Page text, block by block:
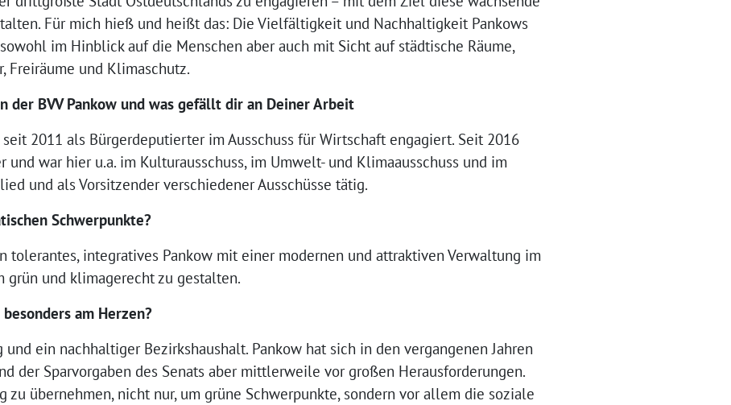
Für mich hieß und heißt das: Die Vielfältigkeit und Nachhaltigkeit Pankows
im Hinblick auf die Menschen aber auch mit Sicht auf städtische Räume,
Freiräume und Klimaschutz.
der BVV Pankow und was gefällt dir an Deiner Arbeit
2011 als Bürgerdeputierter im Ausschuss für Wirtschaft engagiert. Seit 2016
und war hier u.a. im Kulturausschuss, im Umwelt- und Klimaausschuss und im
und als Vorsitzender verschiedener Ausschüsse tätig.
Schwerpunkte?
tolerantes, integratives Pankow mit einer modernen und attraktiven Verwaltung im
grün und klimagerecht zu gestalten.
am Herzen?
ein nachhaltiger Bezirkshaushalt. Pankow hat sich in den vergangenen Jahren
der Sparvorgaben des Senats aber mittlerweile vor großen Herausforderungen.
zu übernehmen, nicht nur, um grüne Schwerpunkte, sondern vor allem die soziale